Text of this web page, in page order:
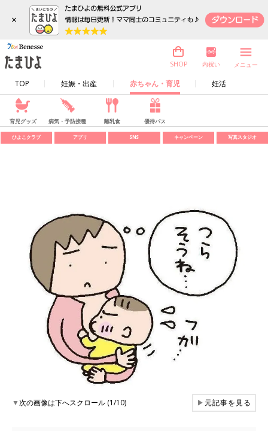
×
TOP 妊娠・出産 赤ちゃん・育児 妊活
SHOP 内祝い メニュー
育児グッズ 病気・予防接種 離乳食 優待パス
ひよこクラブ アプリ SNS キャンペーン 写真スタジオ
▼次の画像は下へスクロール (1/10) ▶元記事を見る